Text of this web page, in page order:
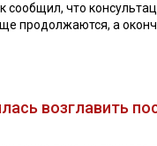
что
продолжаются, а
возглавить